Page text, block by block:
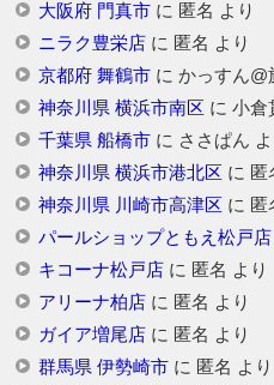
大阪府 門真市に 匿名 より
ニラク豊栄店に 匿名 より
京都府 舞鶴市に かっすん@
神奈川県 横浜市南区 に 小倉
千葉県 船橋市に ささぱん
神奈川県 横浜市港北区 に 匿
神奈川県 川崎市高津区 に 匿
パールショップともえ松戸店
キコーナ松戸店に 匿名 より
アリーナ柏店に 匿名 より
ガイア増尾店に 匿名 より
群馬県 伊勢崎市に 匿名 より